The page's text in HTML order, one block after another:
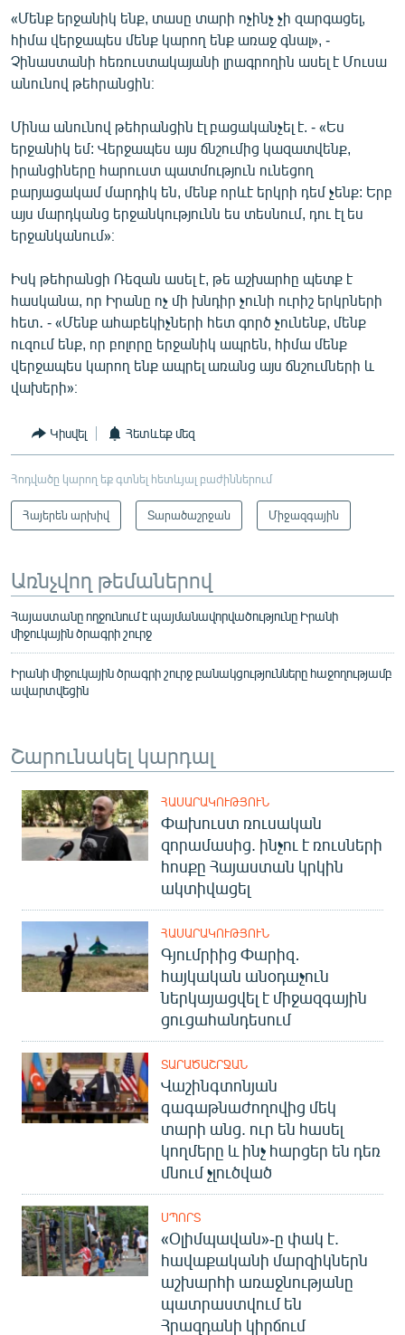
«Մենք երջանիկ ենք, տասը տարի ոչինչ չի զարգացել,
հիմա վերջապես մենք կարող ենք առաջ գնալ», -
Չինաստանի հեռուստակայանի լրագրողին ասել է Մուսա
անունով թեհրանցին։
Մինա անունով թեհրանցին էլ բացականչել է. - «Ես
երջանիկ եմ: Վերջապես այս ճնշումից կազատվենք,
իրանցիները հարուստ պատմություն ունեցող
բարյացակամ մարդիկ են, մենք որևէ երկրի դեմ չենք: Երբ
այս մարդկանց երջանկությունն ես տեսնում, դու էլ ես
երջանկանում»։
Իսկ թեհրանցի Ռեզան ասել է, թե աշխարհը պետք է
հասկանա, որ Իրանը ոչ մի խնդիր չունի ուրիշ երկրների
հետ․ - «Մենք ահաբեկիչների հետ գործ չունենք, մենք
ուզում ենք, որ բոլորը երջանիկ ապրեն, հիմա մենք
վերջապես կարող ենք ապրել առանց այս ճնշումների և
վախերի»։
Կիսվել Հետևեք մեզ
Հոդվածը կարող եք գտնել հետևյալ բաժիններում
Հայերեն արխիվ Տարածաշրջան Միջազգային
Առնչվող թեմաներով
Հայաստանը ողջունում է պայմանավորվածությունը Իրանի
միջուկային ծրագրի շուրջ
Իրանի միջուկային ծրագրի շուրջ բանակցությունները հաջողությամբ
ավարտվեցին
Շարունակել կարդալ
ՀԱՍԱՐԱԿՈՒԹՅՈՒՆ
Փախուստ ռուսական
զորամասից. ինչու է ռուսների
հոսքը Հայաստան կրկին
ակտիվացել
ՀԱՍԱՐԱԿՈՒԹՅՈՒՆ
Գյումրիից Փարիզ․
հայկական անօդաչուն
ներկայացվել է միջազգային
ցուցահանդեսում
ՏԱՐԱԾԱՇՐՋԱՆ
Վաշինգտոնյան
գագաթնաժողովից մեկ
տարի անց. ուր են հասել
կողմերը և ինչ հարցեր են դեռ
մնում չլուծված
ՍՊՈՐՏ
«Օլիմպավան»-ը փակ է.
հավաքականի մարզիկներն
աշխարհի առաջնությանը
պատրաստվում են
Հրազդանի կիրճում